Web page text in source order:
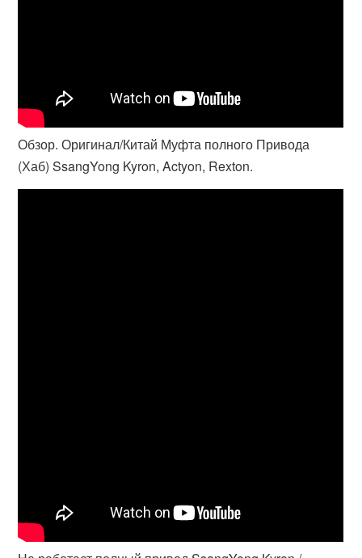
Обзор. Оригинал/Китай Муфта полного Привода
(Хаб) SsangYong Kyron, Actyon, Rexton.